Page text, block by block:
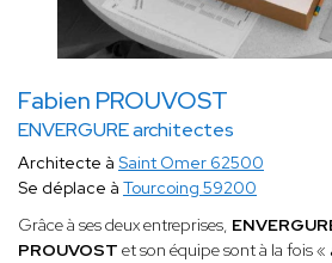
Fabien PROUVOST
ENVERGURE architectes
Architecte à Saint Omer 62500
Se déplace à Tourcoing 59200
Grâce à ses deux entreprises,
PROUVOST et son équipe sont à la fois «